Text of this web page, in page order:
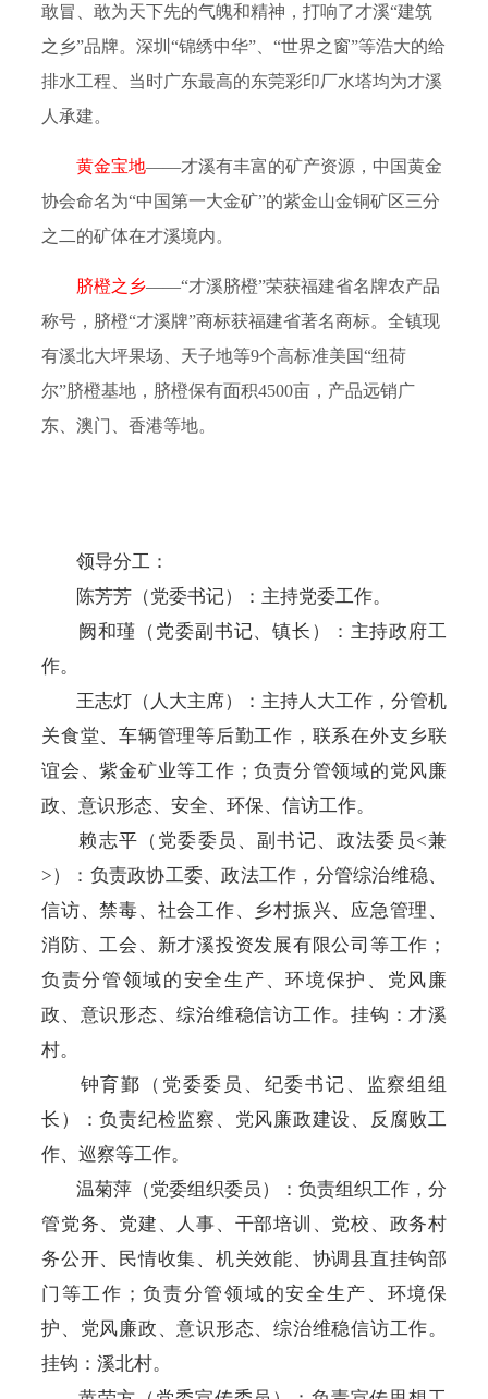
敢冒、敢为天下先的气魄和精神，打响了才溪“建筑
之乡”品牌。深圳 “锦绣中华” “世界之窗”等浩大的给
排水工程、当时广东最高的东莞彩印厂水塔均为才溪
人承建。
黄金宝地——才溪有丰富的矿产资源，中国黄金
协会命名为“中国第一大金矿”的紫金山金铜矿区三分
之二的矿体在才溪境内。
脐橙之乡——“才溪脐橙”荣获福建省名牌农产品
称号，脐橙“才溪牌”商标获福建省著名商标。全镇现
有溪北大坪果场、天子地等9个高标准美国“纽荷
尔”脐橙基地，脐橙保有面积4500亩，产品远销广
东、澳门、香港等地。
领导分工：
陈芳芳（党委书记）
：主持党委工作。
阙和瑾（党委副书记、镇长）
：主持政府工
作。
王志灯 （人大主席） ： 主持人大工作， 分管机
关食堂、车辆管理等后勤工作，联系在外支乡联
谊会、紫金矿业等工作；负责分管领域的党风廉
政、 意识形态、 安全、环保、信访工作。
赖志平 （党委委员、副书记、政法委员 <兼
>） ：负责政协工委、政法工作，分管综治维稳、
信访、禁毒、 社会工作、乡村振兴、 应急管理、
消防、工会、新才溪投资发展有限公司 等工作；
负责分管领域的安全生产、环境保护、 党风廉
政、 意识形态、综治维稳信访工作。挂钩：才溪
村。
钟育鄞（党委委员、纪委书记、监察组组
长）
：负责纪检监察、党风廉政建设 、反腐败工
作、巡察等工作。
温菊萍 （党委组织委员）
：负责组织工作，分
管党务、党建、人事、干部培训、党校、政务村
务公开、民情收集、机关效能、 协调县直挂钩部
门等工作；负责分管领域的安全生产、环境保
护、 党风廉政、意识形态、 综治维稳信访工作。
挂钩：溪北村。